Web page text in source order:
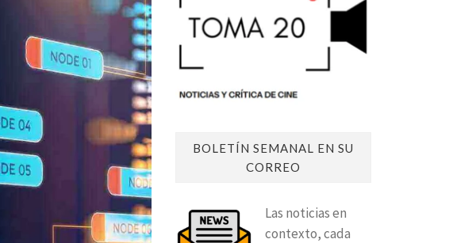
BOLETÍN SEMANAL EN SU
CORREO
Las noticias en
contexto, cada